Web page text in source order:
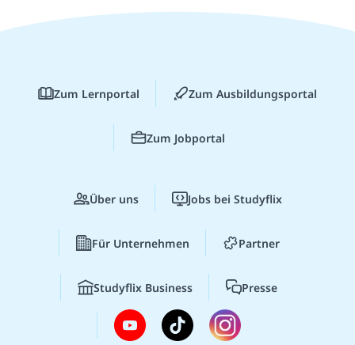
Zum Lernportal Zum Ausbildungsportal
Zum Jobportal
Über uns Jobs bei Studyflix
Für Unternehmen Partner
Studyflix Business Presse